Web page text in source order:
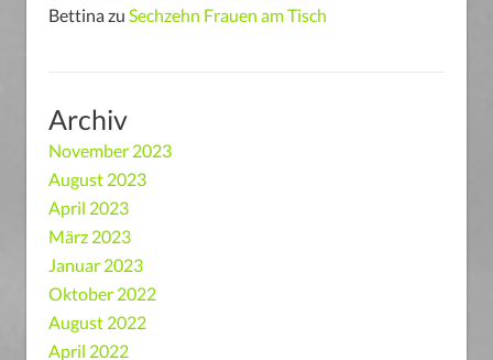
Bettinazu Sechzehn Frauen am Tisch
Archiv
November 2023
August 2023
April 2023
März 2023
Januar 2023
Oktober 2022
August 2022
April 2022